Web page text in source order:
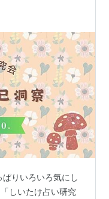
りいろいろ気にし
しいたけ占い研究